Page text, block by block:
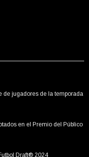
de jugadores de la temporada
en el Premio del Público
Draft® 2024